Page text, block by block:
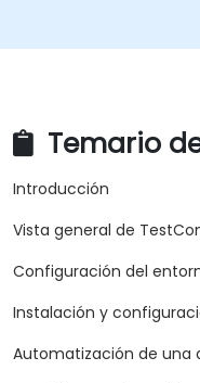
Temario
Introducción
Vista general de
Configuración del
Instalación y
Automatización de una